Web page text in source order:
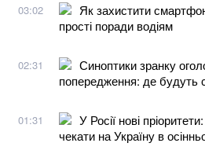
03:02
Як захистити
прості поради водіям
02:31
Синоптики зранку
попередження: де будуть
01:31
У Росії нові
чекати на Україну в